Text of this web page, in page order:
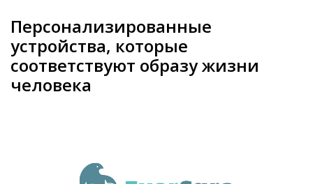
Персонализированные
устройства, которые
соответствуют образу жизни
человека